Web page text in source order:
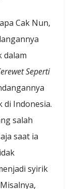
Cak Nun,
dalam
Seperti
di Indonesia.
salah
saat ia
syirik